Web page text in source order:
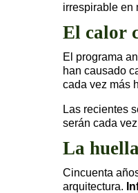
irrespirable en
El calor
El programa
han causado
cada vez más
Las recientes
serán cada
La
Cincuenta
arquitectura.